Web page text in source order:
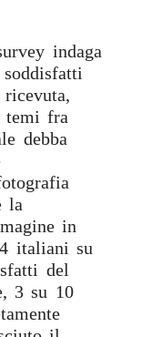
indaga
temi fra
debba
la
in
italiani su
del
3 su 10